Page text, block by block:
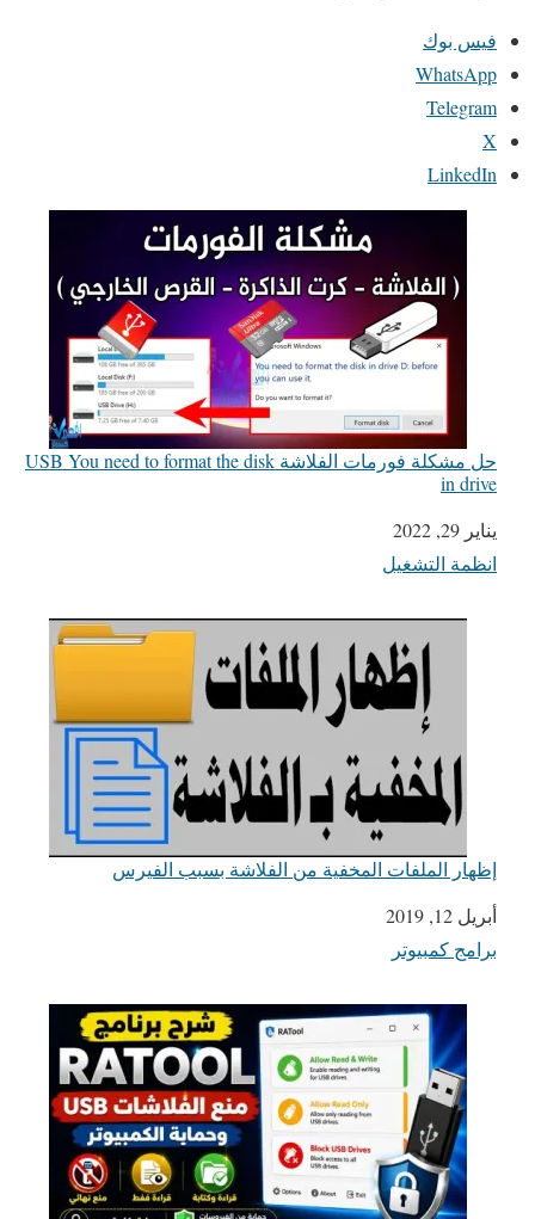
فيس بوك
WhatsApp
Telegram
X
LinkedIn
حل مشكلة فورمات الفلاشة USB You need to format the disk
in drive
التاريخ
يناير 29, 2022
في ما يتعلق بما يأتي
انظمة التشغيل
إظهار الملفات المخفية من الفلاشة بسبب الفيرس
التاريخ
أبريل 12, 2019
في ما يتعلق بما يأتي
برامج كمبيوتر